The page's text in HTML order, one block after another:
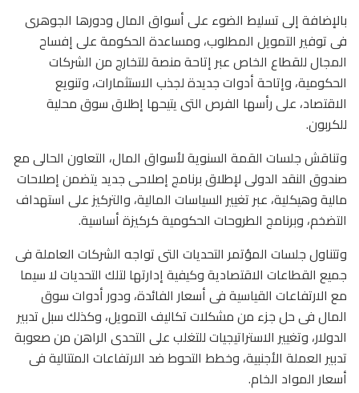
بالإضافة إلى تسليط الضوء على أسواق المال ودورها الجوهرى
فى توفير التمويل المطلوب، ومساعدة الحكومة على إفساح
المجال للقطاع الخاص عبر إتاحة منصة للتخارج من الشركات
الحكومية، وإتاحة أدوات جديدة لجذب الاستثمارات، وتنويع
الاقتصاد، على رأسها الفرص التى يتيحها إطلاق سوق محلية
للكربون.
وتناقش جلسات القمة السنوية لأسواق المال، التعاون الحالى مع
صندوق النقد الدولى لإطلاق برنامج إصلاحى جديد يتضمن إصلاحات
مالية وهيكلية، عبر تغيير السياسات المالية، والتركيز على استهداف
التضخم، وبرنامج الطروحات الحكومية كركيزة أساسية.
وتتناول جلسات المؤتمر التحديات التى تواجه الشركات العاملة فى
جميع القطاعات الاقتصادية وكيفية إدارتها لتلك التحديات لا سيما
مع الارتفاعات القياسية فى أسعار الفائدة، ودور أدوات سوق
المال فى حل جزء من مشكلات تكاليف التمويل، وكذلك سبل تدبير
الدولار، وتغيير الاستراتيجيات للتغلب على التحدى الراهن من صعوبة
تدبير العملة الأجنبية، وخطط التحوط ضد الارتفاعات المتتالية فى
أسعار المواد الخام.